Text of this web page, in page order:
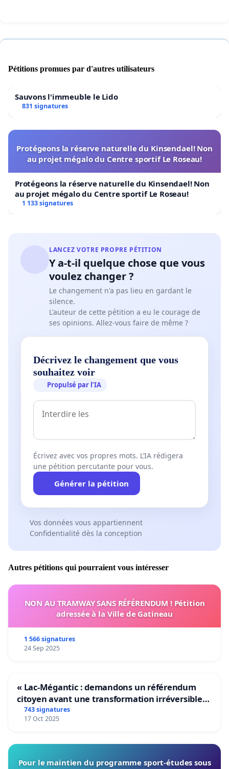
Pétitions promues par d'autres utilisateurs
Sauvons l'immeuble le Lido
831 signatures
Protégeons la réserve naturelle du Kinsendael! Non
au projet mégalo du Centre sportif Le Roseau!
Protégeons la réserve naturelle du Kinsendael! Non
au projet mégalo du Centre sportif Le Roseau!
1 133 signatures
LANCEZ VOTRE PROPRE PÉTITION
Y a-t-il quelque chose que vous
voulez changer ?
Le changement n'a pas lieu en gardant le
silence.
L'auteur de cette pétition a eu le courage de
ses opinions. Allez-vous faire de même ?
Décrivez le changement que vous
souhaitez voir
Propulsé par l’IA
Écrivez avec vos propres mots. L’IA rédigera
une pétition percutante pour vous.
Générer la pétition
Vos données vous appartiennent
Confidentialité dès la conception
Autres pétitions qui pourraient vous intéresser
NON AU TRAMWAY SANS RÉFÉRENDUM ! Pétition
adressée à la Ville de Gatineau
1 566 signatures
24 Sep 2025
« Lac-Mégantic : demandons un référendum
citoyen avant une transformation irréversible
de notre territoire »
743 signatures
17 Oct 2025
Pour le maintien du programme sport-études sous